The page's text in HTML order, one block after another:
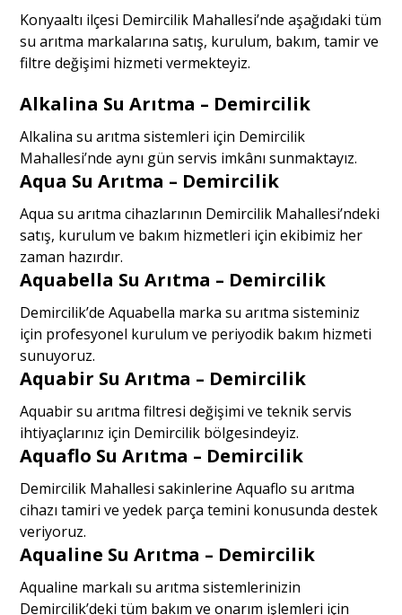
Konyaaltı ilçesi Demircilik Mahallesi’nde aşağıdaki tüm
su arıtma markalarına satış, kurulum, bakım, tamir ve
filtre değişimi hizmeti vermekteyiz.
Alkalina Su Arıtma – Demircilik
Alkalina su arıtma sistemleri için Demircilik
Mahallesi’nde aynı gün servis imkânı sunmaktayız.
Aqua Su Arıtma – Demircilik
Aqua su arıtma cihazlarının Demircilik Mahallesi’ndeki
satış, kurulum ve bakım hizmetleri için ekibimiz her
zaman hazırdır.
Aquabella Su Arıtma – Demircilik
Demircilik’de Aquabella marka su arıtma sisteminiz
için profesyonel kurulum ve periyodik bakım hizmeti
sunuyoruz.
Aquabir Su Arıtma – Demircilik
Aquabir su arıtma filtresi değişimi ve teknik servis
ihtiyaçlarınız için Demircilik bölgesindeyiz.
Aquaflo Su Arıtma – Demircilik
Demircilik Mahallesi sakinlerine Aquaflo su arıtma
cihazı tamiri ve yedek parça temini konusunda destek
veriyoruz.
Aqualine Su Arıtma – Demircilik
Aqualine markalı su arıtma sistemlerinizin
Demircilik’deki tüm bakım ve onarım işlemleri için